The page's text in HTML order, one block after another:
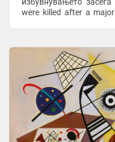
were killed after a